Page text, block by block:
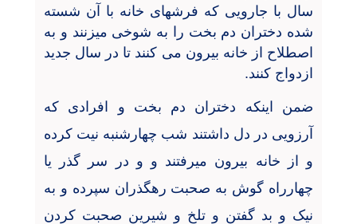
سال با جارویی که فرشهای خانه با آن شسته
شده دختران دم بخت را به شوخی میزنند و به
اصطلاح از خانه بیرون می کنند تا در سال جدید
ازدواج کنند.
ضمن اینکه دختران دم بخت و افرادی که
آرزویی در دل داشتند شب چهارشنبه نیت کرده
و از خانه بیرون میرفتند و و در سر گذر یا
چهارراه گوش به صحبت رهگذران سپرده و به
نیک و بد گفتن و تلخ و شیرین صحبت کردن